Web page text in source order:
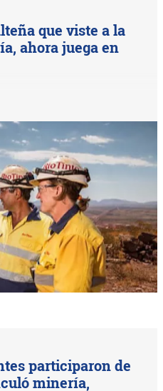
que viste a la
ahora juega en
participaron de
minería,